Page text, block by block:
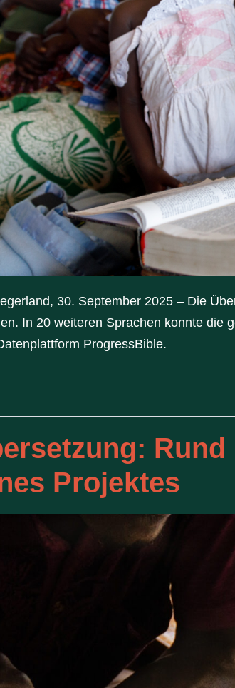
30. September 2025 – Die
In 20 weiteren Sprachen konnte die
ProgressBible.
Projektes